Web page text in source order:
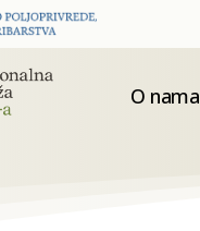
O nama